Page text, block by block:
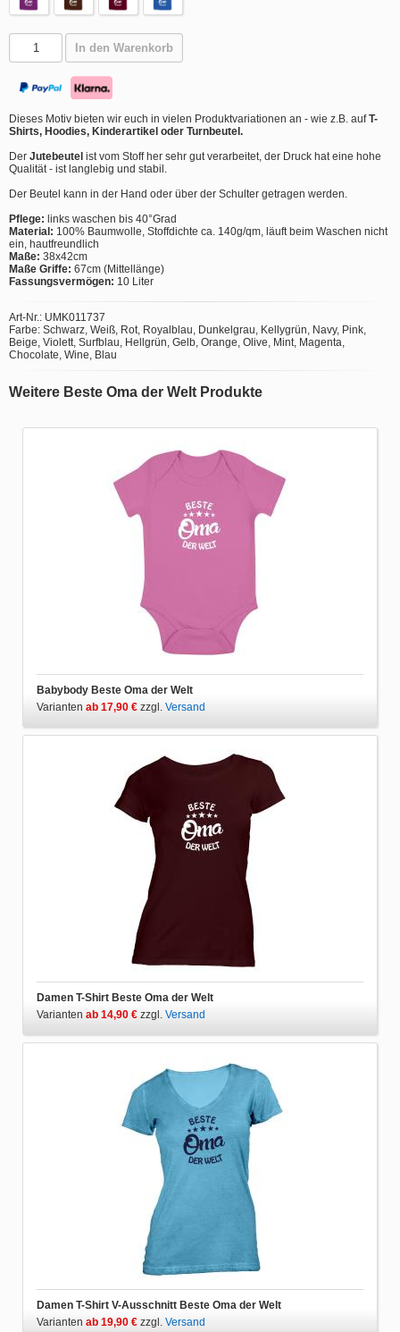
In den Warenkorb
Dieses Motiv bieten wir euch in vielen Produktvariationen an - wie z.B. aufT-
Shirts, Hoodies, Kinderartikel oder Turnbeutel.
Der Jutebeutel ist vom Stoff her sehr gut verarbeitet, der Druck hat eine hohe
Qualität - ist langlebig und stabil.
Der Beutel kann in der Hand oder über der Schulter getragen werden.
Pflege: links waschen bis 40°Grad
Material: 100% Baumwolle, Stoffdichte ca. 140g/qm, läuft beim Waschen nicht
ein, hautfreundlich
Maße: 38x42cm
Maße Griffe: 67cm (Mittellänge)
Fassungsvermögen: 10 Liter
Art-Nr.: UMK011737
Farbe: Schwarz, Weiß, Rot, Royalblau, Dunkelgrau, Kellygrün, Navy, Pink,
Beige, Violett, Surfblau, Hellgrün, Gelb, Orange, Olive, Mint, Magenta,
Chocolate, Wine, Blau
Weitere Beste Oma der Welt Produkte
Babybody Beste Oma der Welt
Varianten ab 17,90 € zzgl. Versand
Damen T-Shirt Beste Oma der Welt
Varianten ab 14,90 € zzgl. Versand
Damen T-Shirt V-Ausschnitt Beste Oma der Welt
Varianten ab 19,90 € zzgl. Versand